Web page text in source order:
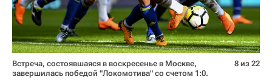
Встреча, состоявшаяся в воскресенье в Москве,
завершилась победой "Локомотива" со счетом 1:0.
8 из 22